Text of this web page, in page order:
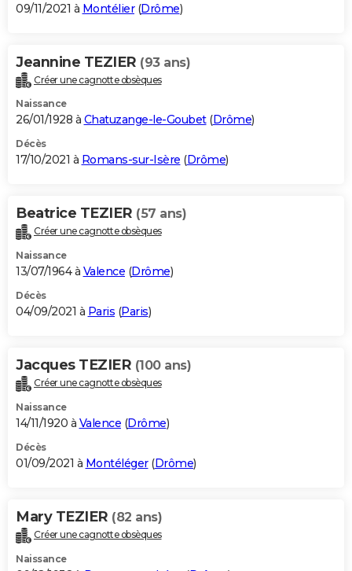
09/11/2021 à Montélier(Drôme)
Jeannine TEZIER (93 ans)
Créer une cagnotte obsèques
Naissance
26/01/1928 à Chatuzange-le-Goubet(Drôme)
Décès
17/10/2021 à Romans-sur-Isère (Drôme)
Beatrice TEZIER (57 ans)
Créer une cagnotte obsèques
Naissance
13/07/1964 à Valence (Drôme)
Décès
04/09/2021 à Paris (Paris)
Jacques TEZIER (100 ans)
Créer une cagnotte obsèques
Naissance
14/11/1920 à Valence (Drôme)
Décès
01/09/2021 à Montéléger(Drôme)
Mary TEZIER (82 ans)
Créer une cagnotte obsèques
Naissance